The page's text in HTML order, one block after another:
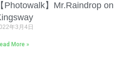
【Photowalk】Mr.Raindrop on
年3月4日
More »